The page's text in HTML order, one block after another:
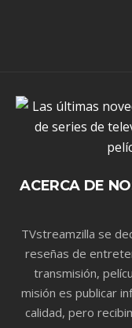
ACERCA DE
TVstreamzilla se
reseñas de
transmisión,
misión es publicar
calidad, pero